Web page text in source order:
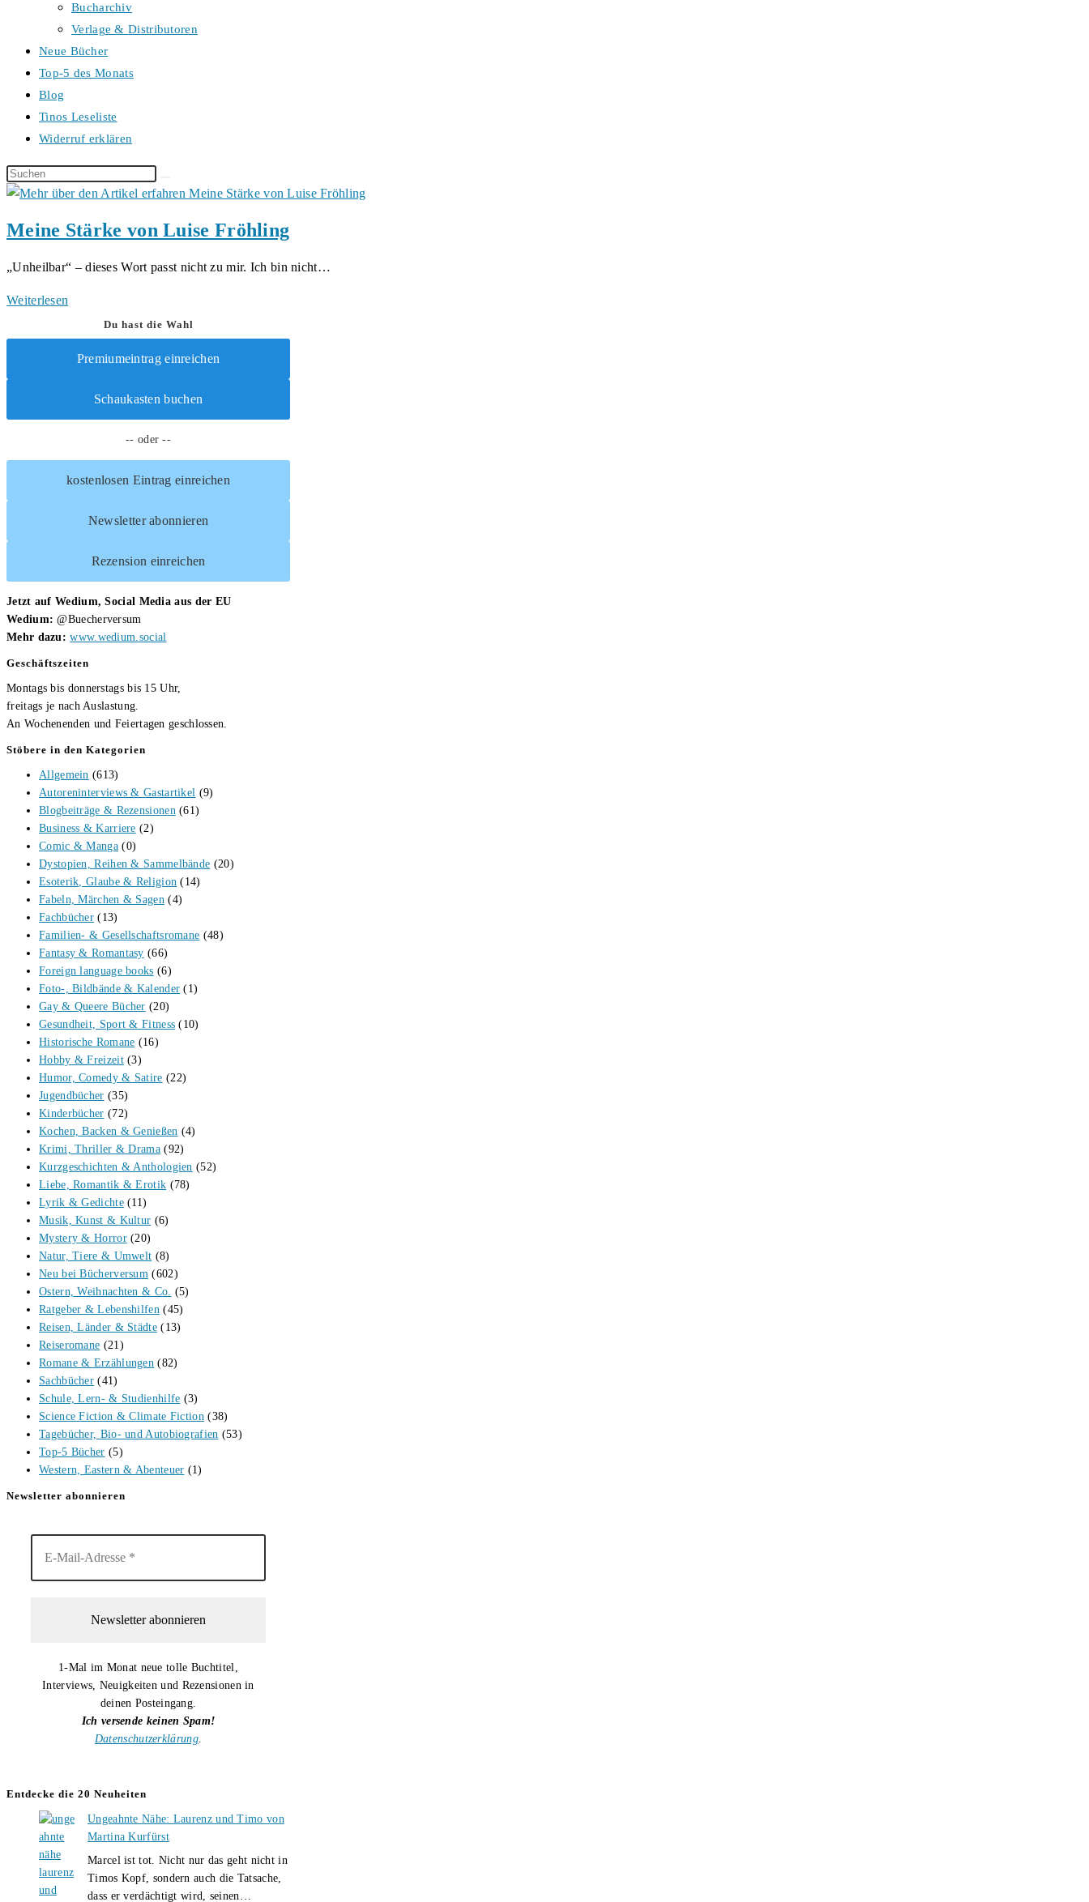
Bucharchiv
Verlage & Distributoren
Neue Bücher
Top-5 des Monats
Blog
Tinos Leseliste
Widerruf erklären
Diese
Website
Meine Stärke von Luise Fröhling
„Unheilbar“ – dieses Wort passt nicht zu mir. Ich bin nicht…
Weiterlesen
von
Luise
Du hast die Wahl
Premiumeintrag einreichen
Schaukasten buchen
-- oder --
kostenlosen Eintrag einreichen
Newsletter abonnieren
Rezension einreichen
Jetzt auf Wedium, Social Media aus der EU
Wedium: @Buecherversum
Mehr dazu: www.wedium.social
Geschäftszeiten
Montags bis donnerstags bis 15 Uhr,
freitags je nach Auslastung.
An Wochenenden und Feiertagen geschlossen.
Stöbere in den Kategorien
Allgemein (613)
Autoreninterviews & Gastartikel (9)
Blogbeiträge & Rezensionen (61)
Business & Karriere (2)
Comic & Manga (0)
Dystopien, Reihen & Sammelbände (20)
Esoterik, Glaube & Religion (14)
Fabeln, Märchen & Sagen (4)
Fachbücher (13)
Familien- & Gesellschaftsromane (48)
Fantasy & Romantasy (66)
Foreign language books (6)
Foto-, Bildbände & Kalender (1)
Gay & Queere Bücher (20)
Gesundheit, Sport & Fitness (10)
Historische Romane (16)
Hobby & Freizeit (3)
Humor, Comedy & Satire (22)
Jugendbücher (35)
Kinderbücher (72)
Kochen, Backen & Genießen (4)
Krimi, Thriller & Drama (92)
Kurzgeschichten & Anthologien (52)
Liebe, Romantik & Erotik (78)
Lyrik & Gedichte (11)
Musik, Kunst & Kultur (6)
Mystery & Horror (20)
Natur, Tiere & Umwelt (8)
Neu bei Bücherversum (602)
Ostern, Weihnachten & Co. (5)
Ratgeber & Lebenshilfen (45)
Reisen, Länder & Städte (13)
Reiseromane (21)
Romane & Erzählungen (82)
Sachbücher (41)
Schule, Lern- & Studienhilfe (3)
Science Fiction & Climate Fiction (38)
Tagebücher, Bio- und Autobiografien (53)
Top-5 Bücher (5)
Western, Eastern & Abenteuer (1)
Newsletter abonnieren
1-Mal im Monat neue tolle Buchtitel,
Interviews, Neuigkeiten und Rezensionen in
deinen Posteingang.
Ich versende keinen Spam!
Datenschutzerklärung.
Entdecke die 20 Neuheiten
Ungeahnte Nähe: Laurenz und Timo von
Martina Kurfürst
Marcel ist tot. Nicht nur das geht nicht in
Timos Kopf, sondern auch die Tatsache,
dass er verdächtigt wird, seinen…